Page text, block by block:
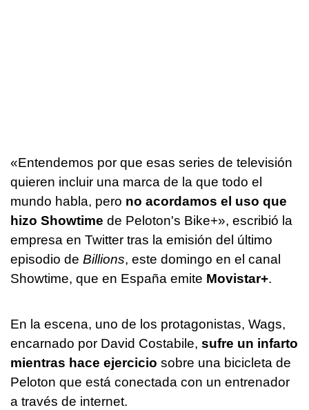
«Entendemos por que esas series de televisión
quieren incluir una marca de la que todo el
mundo habla, pero no acordamos el uso que
hizo Showtime de Peloton's Bike+», escribió la
empresa en Twitter tras la emisión del último
episodio de Billions, este domingo en el canal
Showtime, que en España emite Movistar+.
En la escena, uno de los protagonistas, Wags,
encarnado por David Costabile, sufre un infarto
mientras hace ejercicio sobre una bicicleta de
Peloton que está conectada con un entrenador
a través de internet.